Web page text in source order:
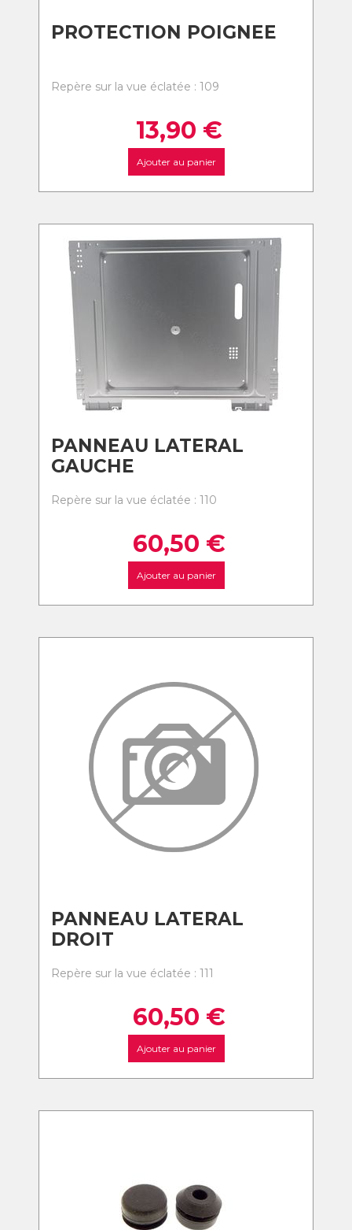
PROTECTION POIGNEE
Repère sur la vue éclatée : 109
13,90 €
Ajouter au panier
PANNEAU LATERAL
GAUCHE
Repère sur la vue éclatée : 110
60,50 €
Ajouter au panier
PANNEAU LATERAL
DROIT
Repère sur la vue éclatée : 111
60,50 €
Ajouter au panier